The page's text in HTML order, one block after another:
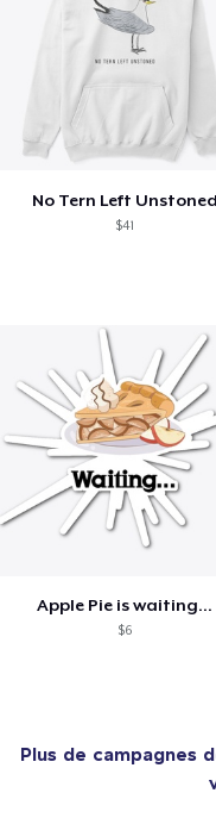
No Tern Left Unstoned
$41
Apple Pie is waiting...
$6
Plus de campagnes